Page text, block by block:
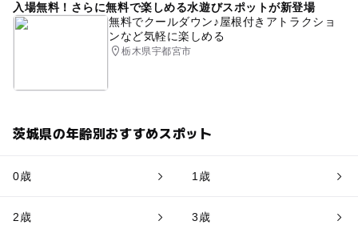
入場無料！さらに無料で楽しめる水遊びスポットが新登場
無料でクールダウン♪屋根付きアトラクショ
ンなど気軽に楽しめる
栃木県宇都宮市
茨城県の年齢別おすすめスポット
0歳 1歳
2歳 3歳